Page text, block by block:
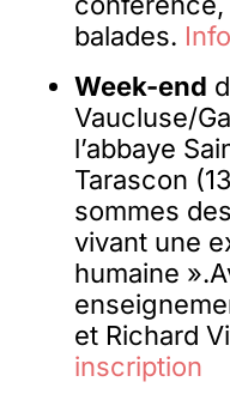
balades.
Week-end
Vaucluse/
l’abbaye
Tarascon
sommes
vivant une
humaine
et Richard
inscription